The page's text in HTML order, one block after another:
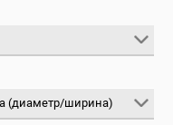
(диаметр/ширина)